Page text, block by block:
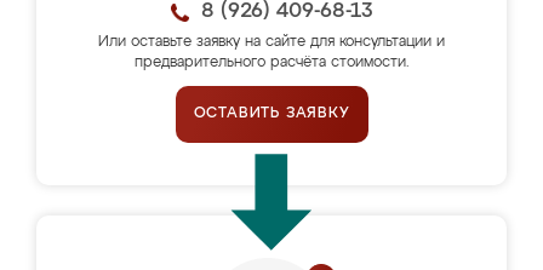
8 (926) 409-68-13
Или оставьте заявку на сайте для консультации и
предварительного расчёта стоимости.
ОСТАВИТЬ ЗАЯВКУ